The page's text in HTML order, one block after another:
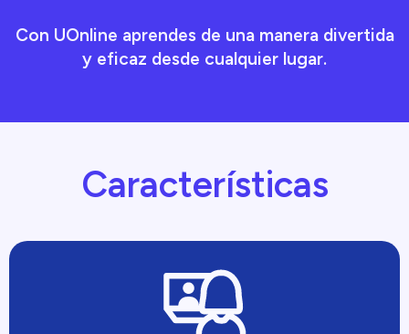
Con UOnline aprendes de una manera divertida
y eficaz desde cualquier lugar.
Características